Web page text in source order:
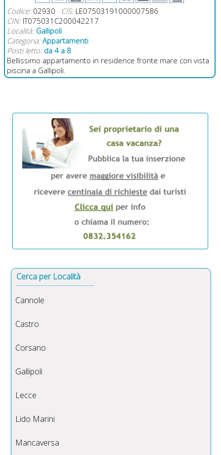
Codice:02930 CIS:LE07503191000007586
CIN:IT075031C200042217
Località: Gallipoli
Categoria: Appartamenti
Posti letto: da 4 a 8
Bellissimo appartamento in residence fronte mare con vista
piscina a Gallipoli.
Cerca per Località
Cannole
Castro
Corsano
Gallipoli
Lecce
Lido Marini
Mancaversa